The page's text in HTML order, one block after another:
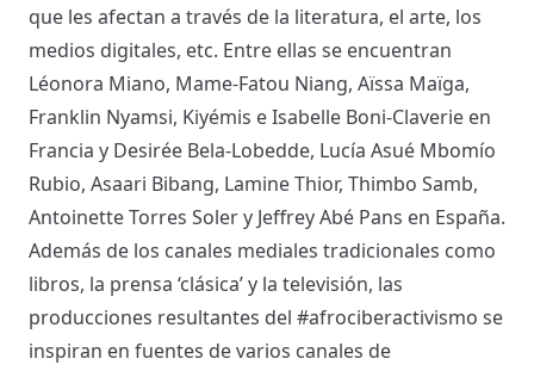
que les afectan a través de la literatura, el arte, los
medios digitales, etc. Entre ellas se encuentran
Léonora Miano, Mame-Fatou Niang, Aïssa Maïga,
Franklin Nyamsi, Kiyémis e Isabelle Boni-Claverie en
Francia y Desirée Bela-Lobedde, Lucía Asué Mbomío
Rubio, Asaari Bibang, Lamine Thior, Thimbo Samb,
Antoinette Torres Soler y Jeffrey Abé Pans en España.
Además de los canales mediales tradicionales como
libros, la prensa ‘clásica’ y la televisión, las
producciones resultantes del #afrociberactivismo se
inspiran en fuentes de varios canales de